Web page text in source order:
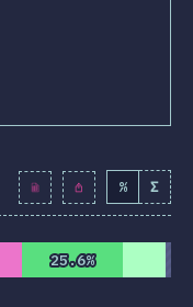
) % Σ
25.6%
25.6%